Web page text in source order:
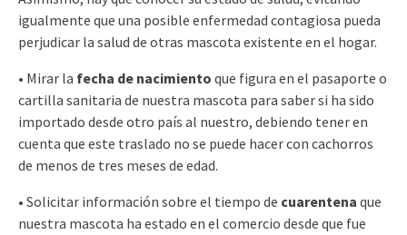
igualmente que una posible enfermedad contagiosa pueda
perjudicar la salud de otras mascota existente en el hogar.
• Mirar la fecha de nacimiento que figura en el pasaporte o
cartilla sanitaria de nuestra mascota para saber si ha sido
importado desde otro país al nuestro, debiendo tener en
cuenta que este traslado no se puede hacer con cachorros
de menos de tres meses de edad.
• Solicitar información sobre el tiempo de cuarentena que
nuestra mascota ha estado en el comercio desde que fue